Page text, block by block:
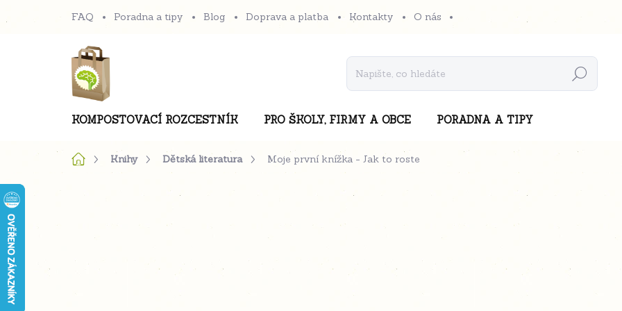
na
FAQ Poradna a tipy Blog Doprava a platba Kontakty O nás
Hledat
KOMPOSTOVACÍ ROZCESTNÍK PRO ŠKOLY, FIRMY A OBCE PORADNA A TIPY
DomůKnihy Dětská literatura Moje první knížka - Jak to roste